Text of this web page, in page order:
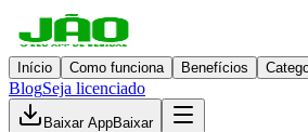
Início Como funciona Benefícios
BlogSeja licenciado
Baixar AppBaixar